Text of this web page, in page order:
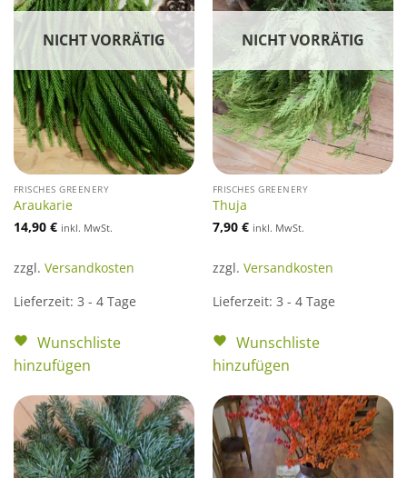
NICHT VORRÄTIG
FRISCHES GREENERY
Araukarie
14,90 € inkl. MwSt.
zzgl. Versandkosten
Lieferzeit: 3 - 4 Tage
Wunschliste
hinzufügen
NICHT VORRÄTIG
FRISCHES GREENERY
Thuja
7,90 € inkl. MwSt.
zzgl. Versandkosten
Lieferzeit: 3 - 4 Tage
Wunschliste
hinzufügen